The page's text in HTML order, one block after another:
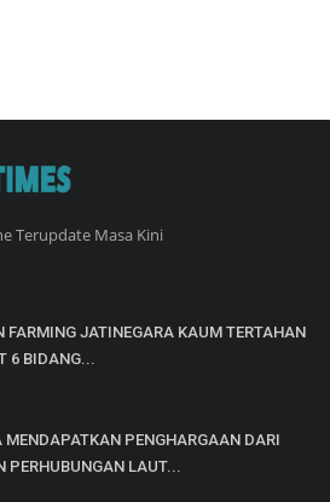
Terupdate Masa Kini
FARMING JATINEGARA KAUM TERTAHAN
6 BIDANG...
MENDAPATKAN PENGHARGAAN DARI
PERHUBUNGAN LAUT...